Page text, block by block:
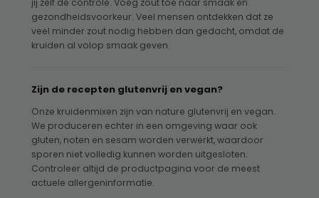
jij zelf de controle. Voeg zout toe naar smaak en
gezondheidsvoorkeur. Veel mensen ontdekken dat ze
veel minder zout nodig hebben dan gedacht, omdat de
kruiden al volop smaak geven.
Zijn de recepten glutenvrij en vegan?
Onze kruidenmixen zijn van nature glutenvrij en vegan.
We produceren echter in een omgeving waar ook
gluten, noten en sesam worden verwerkt, waardoor
sporen niet volledig kunnen worden uitgesloten.
Controleer altijd de productpagina voor de meest
actuele allergeninformatie.